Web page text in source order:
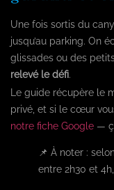
Une fois sortis du
jusqu’au parking. On
glissades ou des
relevé le défi.
Le guide récupère le
privé, et si le cœur
notre fiche Google —
📌 À noter :
entre 2h30 et